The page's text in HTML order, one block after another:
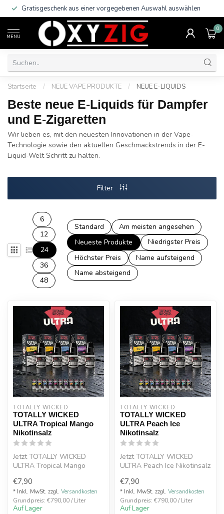
Shop Käuferschutz!
MENU
0
Startseite / NEUE VAPE PRODUKTE / NEUE E-LIQUIDS
Beste neue E-Liquids für Dampfer
und E-Zigaretten
Wir lieben es, mit den neuesten Innovationen in der Vape-
Technologie sowie den aktuellen Geschmackstrends in der E-
Liquid-Welt Schritt zu halten.
Filter
6
12
24
36
48
Standard
Am meisten angesehen
Neueste Produkte
Niedrigster Preis
Höchster Preis
Name aufsteigend
Name absteigend
TOTALLY WICKED
TOTALLY WICKED
ULTRA Tropical Mango
Nikotinsalz
Jetzt TOTALLY WICKED
ULTRA Tropical Mango
20 mg kauf...
€7,90
* Inkl. MwSt. zzgl. Versandkosten
Grundpreis: €790,00 / Liter
Auf Lager
TOTALLY WICKED
TOTALLY WICKED
ULTRA Peach Ice
Nikotinsalz
Jetzt TOTALLY WICKED
ULTRA Peach Ice Nikotinsalz
kaufen. S...
€7,90
* Inkl. MwSt. zzgl. Versandkosten
Grundpreis: €790,00 / Liter
Auf Lager